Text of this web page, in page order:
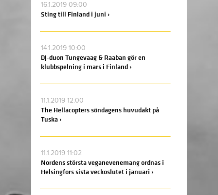
16.1.2019 09:00
Sting till Finland i juni ›
14.1.2019 10:00
DJ-duon Tungevaag & Raaban gör en
klubbspelning i mars i Finland ›
11.1.2019 12:00
The Hellacopters söndagens huvudakt på
Tuska ›
11.1.2019 11:02
Nordens största veganevenemang ordnas i
Helsingfors sista veckoslutet i januari ›